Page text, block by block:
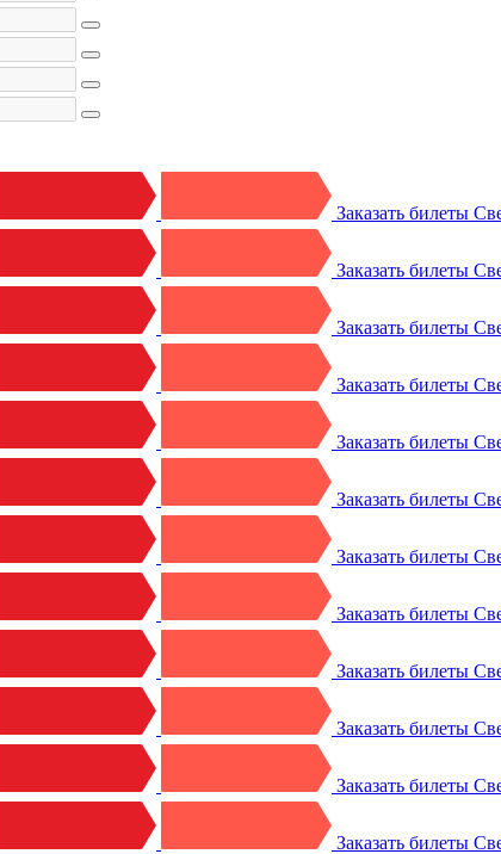
Заказать билеты
Заказать билеты
Заказать билеты
Заказать билеты
Заказать билеты
Заказать билеты
Заказать билеты
Заказать билеты
Заказать билеты
Заказать билеты
Заказать билеты
Заказать билеты